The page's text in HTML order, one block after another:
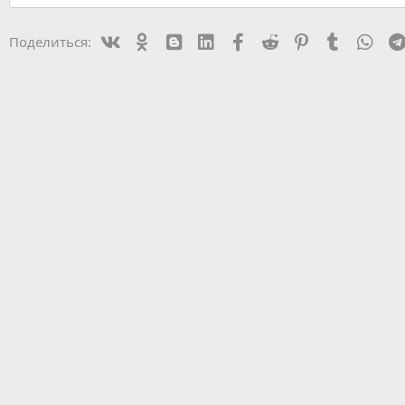
Поделиться: Vk Ok mes_blogger
Linked InFacebook
Reddit PinterestTumblr